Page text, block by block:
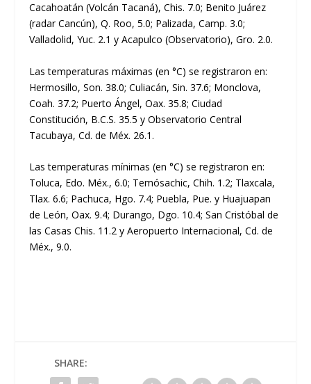
Cacahoatán (Volcán Tacaná), Chis. 7.0; Benito Juárez
(radar Cancún), Q. Roo, 5.0; Palizada, Camp. 3.0;
Valladolid, Yuc. 2.1 y Acapulco (Observatorio), Gro. 2.0.
Las temperaturas máximas (en °C) se registraron en:
Hermosillo, Son. 38.0; Culiacán, Sin. 37.6; Monclova,
Coah. 37.2; Puerto Ángel, Oax. 35.8; Ciudad
Constitución, B.C.S. 35.5 y Observatorio Central
Tacubaya, Cd. de Méx. 26.1.
Las temperaturas mínimas (en °C) se registraron en:
Toluca, Edo. Méx., 6.0; Temósachic, Chih. 1.2; Tlaxcala,
Tlax. 6.6; Pachuca, Hgo. 7.4; Puebla, Pue. y Huajuapan
de León, Oax. 9.4; Durango, Dgo. 10.4; San Cristóbal de
las Casas Chis. 11.2 y Aeropuerto Internacional, Cd. de
Méx., 9.0.
SHARE: